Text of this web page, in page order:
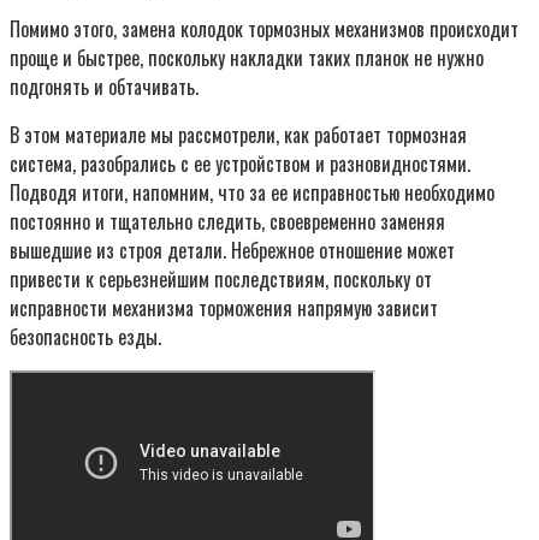
Помимо этого, замена колодок тормозных механизмов происходит
проще и быстрее, поскольку накладки таких планок не нужно
подгонять и обтачивать.
В этом материале мы рассмотрели, как работает тормозная
система, разобрались с ее устройством и разновидностями.
Подводя итоги, напомним, что за ее исправностью необходимо
постоянно и тщательно следить, своевременно заменяя
вышедшие из строя детали. Небрежное отношение может
привести к серьезнейшим последствиям, поскольку от
исправности механизма торможения напрямую зависит
безопасность езды.